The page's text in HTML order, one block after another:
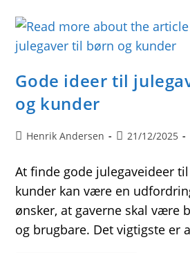
Til
Børn
Gode ideer til
og kunder
PostHenrik Andersen
Post21/12/2025
At finde gode julegaveideer
kunder kan være en
ønsker, at gaverne skal være
og brugbare. Det vigtigste er